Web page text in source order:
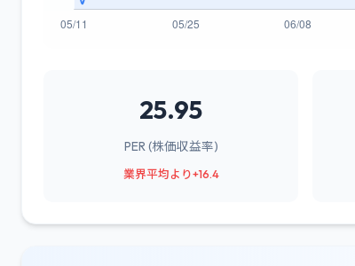
25.95
PER (株価収益率)
業界平均より+16.4